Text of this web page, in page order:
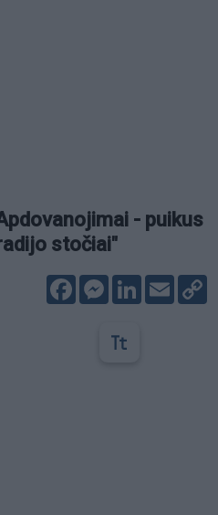
- puikus
stočiai"
FacebookMessenger
LinkedIn
Email